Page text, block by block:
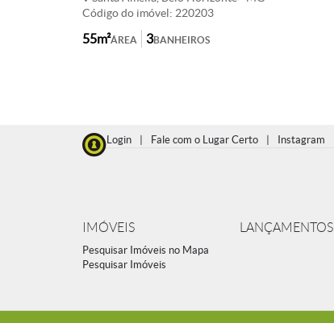
Código do imóvel: 220203
ÁREA
55m² BANHEIROS
3
Login | Fale com o Lugar Certo | Instagram
IMÓVEIS
Pesquisar Imóveis no Mapa
Pesquisar Imóveis
LANÇAMENTOS